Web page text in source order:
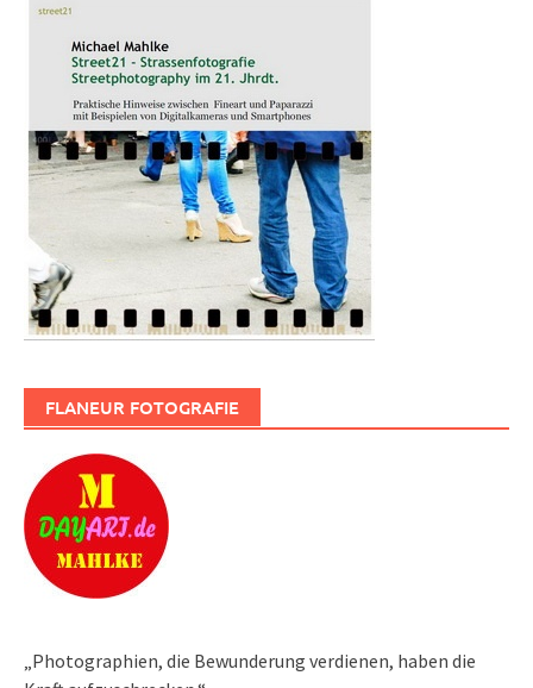
FLANEUR FOTOGRAFIE
„Photographien, die Bewunderung verdienen, haben die